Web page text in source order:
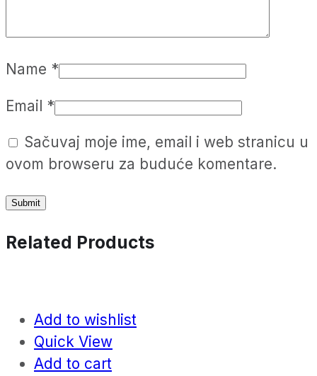
Name *
Email *
Sačuvaj moje ime, email i web stranicu u
ovom browseru za buduće komentare.
Related Products
Add to wishlist
Quick View
Add to cart